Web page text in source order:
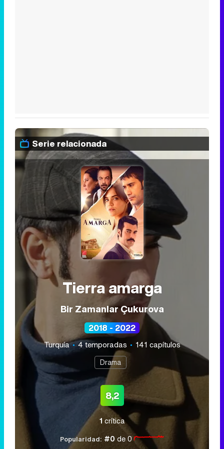
Serie relacionada
Tierra amarga
Bir Zamanlar Çukurova
2018 - 2022
Turquía 4 temporadas 141 capítulos
Drama
8,2
1 crítica
Popularidad: #0 de 0